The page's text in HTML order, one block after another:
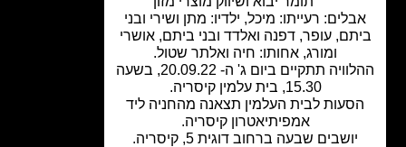
רעייתו: מיכל, ילדיו: מתן ושירי ובני
עופר, דפנה ואלדד ובני ביתם, אושרי
ומורג, אחותו: חיה ואלתר שטול.
ההלוויה תתקיים ביום ג' ה- 20.09.22, בשעה
לבית העלמין תצאנה מהחניה ליד
אמפיתיאטרון קיסריה.
יושבים שבעה ברחוב דוגית 5, קיסריה.